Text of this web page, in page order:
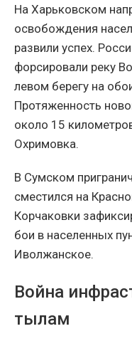
На Харьковском
освобождения
развили успех.
форсировали реку
левом берегу на
Протяженность
около 15
Охримовка.
В Сумском
сместился на
Корчаковки
бои в населенных
Иволжанское.
Война
тылам